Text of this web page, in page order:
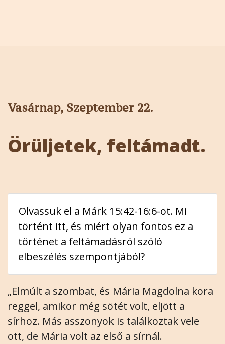
Vasárnap, Szeptember 22.
Örüljetek, feltámadt.
Olvassuk el a Márk 15:42-16:6-ot. Mi
történt itt, és miért olyan fontos ez a
történet a feltámadásról szóló
elbeszélés szempontjából?
„Elmúlt a szombat, és Mária Magdolna kora
reggel, amikor még sötét volt, eljött a
sírhoz. Más asszonyok is találkoztak vele
ott, de Mária volt az első a sírnál.